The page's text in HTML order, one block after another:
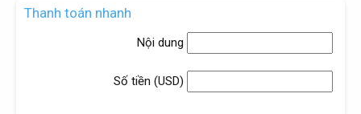
Thanh toán nhanh
Nội dung
Số tiền (USD)